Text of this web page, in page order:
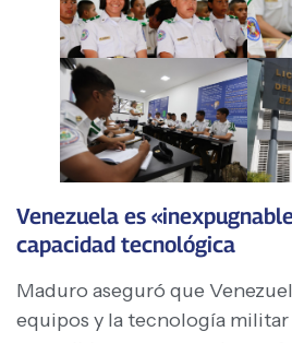
Venezuela es
capacidad tecnológica
Maduro aseguró que
equipos y la tecnología militar